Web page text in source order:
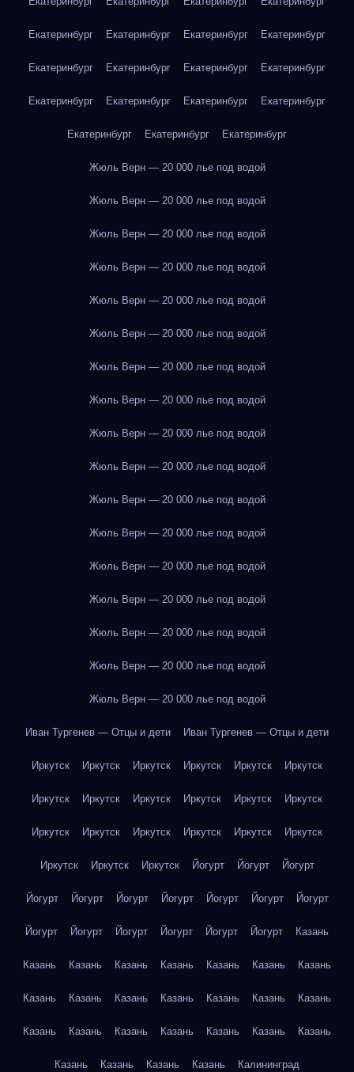
Екатеринбург Екатеринбург Екатеринбург Екатеринбург
Екатеринбург Екатеринбург Екатеринбург Екатеринбург
Екатеринбург Екатеринбург Екатеринбург Екатеринбург
Екатеринбург Екатеринбург Екатеринбург
Жюль Верн — 20 000 лье под водой
Жюль Верн — 20 000 лье под водой
Жюль Верн — 20 000 лье под водой
Жюль Верн — 20 000 лье под водой
Жюль Верн — 20 000 лье под водой
Жюль Верн — 20 000 лье под водой
Жюль Верн — 20 000 лье под водой
Жюль Верн — 20 000 лье под водой
Жюль Верн — 20 000 лье под водой
Жюль Верн — 20 000 лье под водой
Жюль Верн — 20 000 лье под водой
Жюль Верн — 20 000 лье под водой
Жюль Верн — 20 000 лье под водой
Жюль Верн — 20 000 лье под водой
Жюль Верн — 20 000 лье под водой
Жюль Верн — 20 000 лье под водой
Жюль Верн — 20 000 лье под водой
Иван Тургенев — Отцы и дети Иван Тургенев — Отцы и дети
Иркутск Иркутск Иркутск Иркутск Иркутск Иркутск
Иркутск Иркутск Иркутск Иркутск Иркутск Иркутск
Иркутск Иркутск Иркутск Иркутск Иркутск Иркутск
Иркутск Иркутск Иркутск Йогурт Йогурт Йогурт
Йогурт Йогурт Йогурт Йогурт Йогурт Йогурт Йогурт
Йогурт Йогурт Йогурт Йогурт Йогурт Йогурт Казань
Казань Казань Казань Казань Казань Казань Казань
Казань Казань Казань Казань Казань Казань Казань
Казань Казань Казань Казань Казань Казань Казань
Казань Казань Казань Казань Калининград